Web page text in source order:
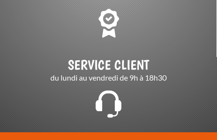
SERVICE CLIENT
du lundi au vendredi de 9h à 18h30